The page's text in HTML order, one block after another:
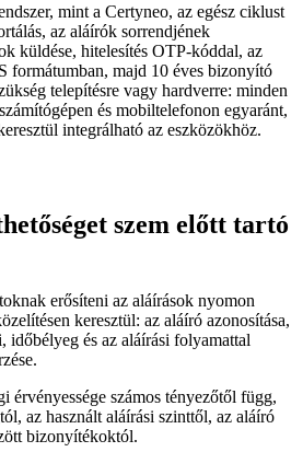
mint a Certyneo, az egész ciklust
az aláírók sorrendjének
küldése, hitelesítés OTP-kóddal, az
formátumban, majd 10 éves bizonyító
telepítésre vagy hardverre: minden
és mobiltelefonon egyaránt,
integrálható az eszközökhöz.
szem előtt tartó
erősíteni az aláírások nyomon
keresztül: az aláíró azonosítása,
időbélyeg és az aláírási folyamattal
érvényessége számos tényezőtől függ,
az használt aláírási szinttől, az aláíró
bizonyítékoktól.